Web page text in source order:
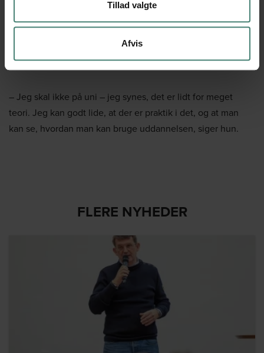
Tillad valgte
Afvis
Hun glæder sig til at sætte huen på hovedet og på et
tidspunkt pakke kufferten og tage af sted som rejseguide
videreuddannelse inden for kommunikation.
– Jeg skal ikke på uni – jeg synes, det er lidt for meget
teori. Jeg kan godt lide, at der er praktik i det, og at man
kan se, hvordan man kan bruge uddannelsen, siger hun.
FLERE NYHEDER